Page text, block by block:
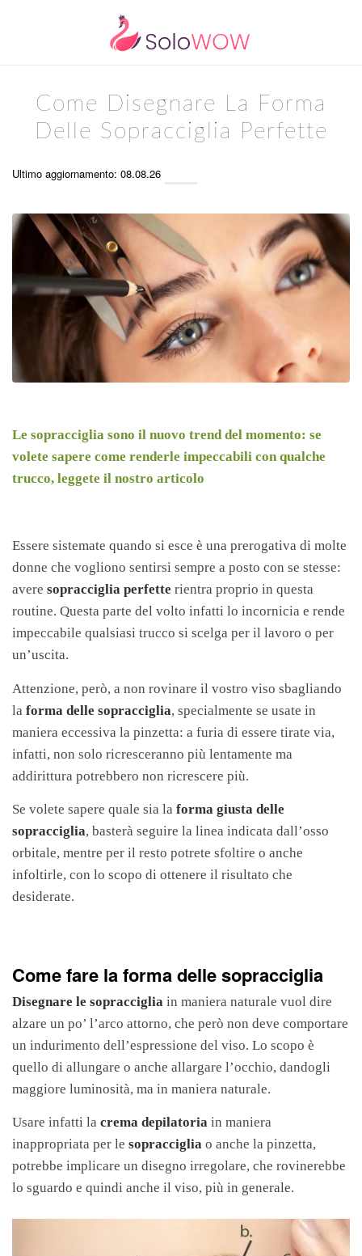
Come Disegnare La Forma
Delle Sopracciglia Perfette
Ultimo aggiornamento: 08.08.26
Le sopracciglia sono il nuovo trend del momento: se
volete sapere come renderle impeccabili con qualche
trucco, leggete il nostro articolo
Essere sistemate quando si esce è una prerogativa di molte
donne che vogliono sentirsi sempre a posto con se stesse:
avere sopracciglia perfette rientra proprio in questa
routine. Questa parte del volto infatti lo incornicia e rende
impeccabile qualsiasi trucco si scelga per il lavoro o per
un’uscita.
Attenzione, però, a non rovinare il vostro viso sbagliando
la forma delle sopracciglia, specialmente se usate in
maniera eccessiva la pinzetta: a furia di essere tirate via,
infatti, non solo ricresceranno più lentamente ma
addirittura potrebbero non ricrescere più.
Se volete sapere quale sia la forma giusta delle
sopracciglia, basterà seguire la linea indicata dall’osso
orbitale, mentre per il resto potrete sfoltire o anche
infoltirle, con lo scopo di ottenere il risultato che
desiderate.
Come fare la forma delle sopracciglia
Disegnare le sopracciglia in maniera naturale vuol dire
alzare un po’ l’arco attorno, che però non deve comportare
un indurimento dell’espressione del viso. Lo scopo è
quello di allungare o anche allargare l’occhio, dandogli
maggiore luminosità, ma in maniera naturale.
Usare infatti la crema depilatoria in maniera
inappropriata per le sopracciglia o anche la pinzetta,
potrebbe implicare un disegno irregolare, che rovinerebbe
lo sguardo e quindi anche il viso, più in generale.